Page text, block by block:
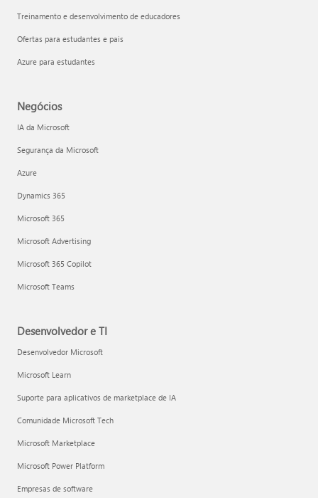
Treinamento e desenvolvimento de educadores
Ofertas para estudantes e pais
Azure para estudantes
Negócios
IA da Microsoft
Segurança da Microsoft
Azure
Dynamics 365
Microsoft 365
Microsoft Advertising
Microsoft 365 Copilot
Microsoft Teams
Desenvolvedor e TI
Desenvolvedor Microsoft
Microsoft Learn
Suporte para aplicativos de marketplace de IA
Comunidade Microsoft Tech
Microsoft Marketplace
Microsoft Power Platform
Empresas de software